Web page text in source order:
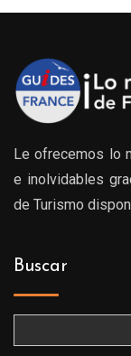
Le ofrecemos lo
e inolvidables
de Turismo
Buscar